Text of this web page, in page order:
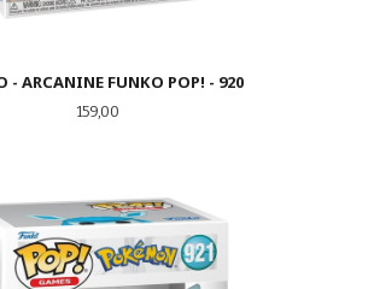
- ARCANINE FUNKO POP! - 920
Pris
159,00